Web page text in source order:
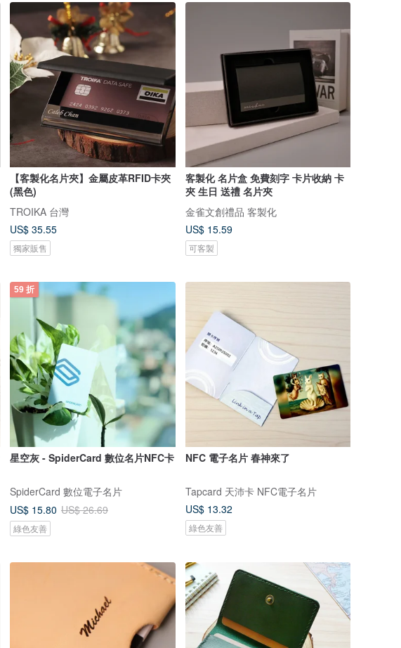
【客製化名片夾】金屬皮革RFID卡夾
(黑色)
TROIKA 台灣
US$ 35.55
獨家販售
客製化 名片盒 免費刻字 卡片收納 卡
夾 生日 送禮 名片夾
金雀文創禮品 客製化
US$ 15.59
可客製
59 折
星空灰 - SpiderCard 數位名片NFC卡
SpiderCard 數位電子名片
US$ 15.80 US$ 26.69
綠色友善
NFC 電子名片 春神來了
Tapcard 天沛卡 NFC電子名片
US$ 13.32
綠色友善